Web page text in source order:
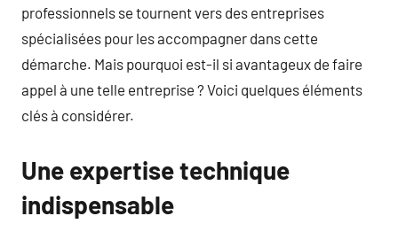
professionnels se tournent vers des entreprises
spécialisées pour les accompagner dans cette
démarche. Mais pourquoi est-il si avantageux de faire
appel à une telle entreprise ? Voici quelques éléments
clés à considérer.
Une expertise technique
indispensable